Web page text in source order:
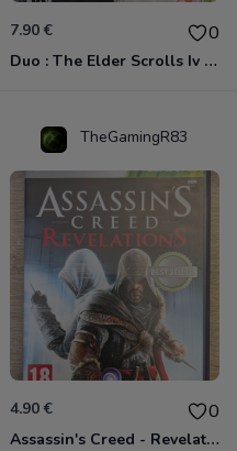
7.90 € 0
Duo : The Elder Scrolls Iv - Oblivion + Bioshock Xbox 360
TheGamingR83
4.90 € 0
Assassin's Creed - Revelations - Classics Edition Xbox 360